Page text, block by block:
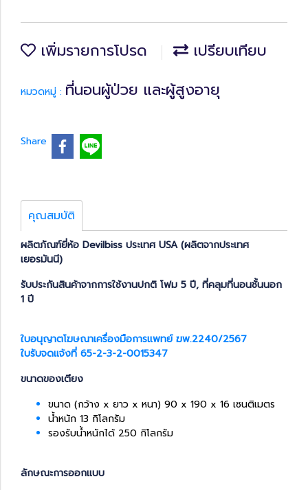
เพิ่มรายการโปรด เปรียบเทียบ
หมวดหมู่ : ที่นอนผู้ป่วย และผู้สูงอายุ
Share
คุณสมบัติ
ผลิตภัณฑ์ยี่ห้อ Devilbiss ประเทศ USA (ผลิตจากประเทศ
เยอรมันนี)
รับประกันสินค้าจากการใช้งานปกติ โฟม 5 ปี, ที่คลุมที่นอนชั้นนอก
1 ปี
ใบอนุญาตโฆษณาเครื่องมือการแพทย์ ฆพ.2240/2567
ใบรับจดแจ้งที่ 65-2-3-2-0015347
ขนาดของเตียง
ขนาด (กว้าง x ยาว x หนา) 90 x 190 x 16 เซนติเมตร
น้ำหนัก 13 กิโลกรัม
รองรับน้ำหนักได้ 250 กิโลกรัม
ลักษณะการออกแบบ